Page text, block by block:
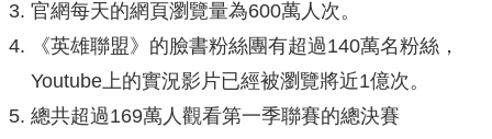
官網每天的網頁瀏覽量為600萬人次。
《英雄聯盟》的臉書粉絲團有超過140萬名粉絲，
Youtube上的實況影片已經被瀏覽將近1億次。
總共超過169萬人觀看第一季聯賽的總決賽